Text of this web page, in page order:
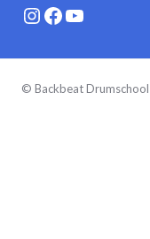
Instagram
Facebook
YouTube
© Backbeat Drumschool |